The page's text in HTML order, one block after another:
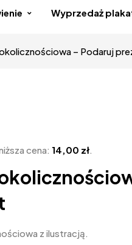
Wyprzedaż
– Podaruj
cena: 14,00 zł.
z ilustracją.